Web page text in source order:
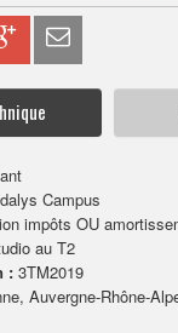
Campus
impôts OU
au T2
:3TM2019
Auvergne-Rhône-